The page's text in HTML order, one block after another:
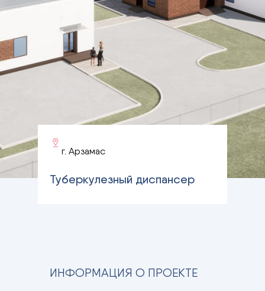
г. Арзамас
Туберкулезный диспансер
ИНФОРМАЦИЯ О ПРОЕКТЕ